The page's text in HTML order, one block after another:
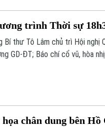
trình Thời sự
Bí thư Tô Lâm chủ trì Hội nghị
GD-ĐT; Báo chí cổ vũ, hòa
chân dung bên Hồ